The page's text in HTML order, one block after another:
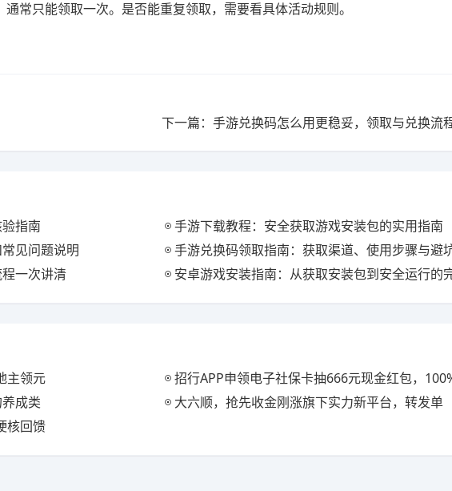
常只能领取一次。是否能重复领取，需要看具体活动规则。
指南
手游下载教程：安全获取游戏安装包的实用指南
见问题说明
手游兑换码领取指南：获取渠道、使用步骤与避
一次讲清
安卓游戏安装指南：从获取安装包到安全运行的
主领元
招行APP申领电子社保卡抽666元现金红包，
成类
大六顺，抢先收金刚涨旗下实力新平台，转发单
核回馈